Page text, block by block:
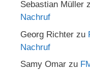
Sebastian Müller
Nachruf
Georg Richter zu
Nachruf
Samy Omar zu